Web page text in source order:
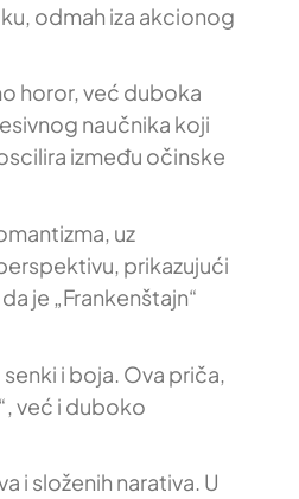
odmah iza akcionog
horor, već duboka
naučnika koji
između očinske
uz
prikazujući
je „Frankenštajn“
i boja. Ova priča,
već i duboko
i složenih narativa. U